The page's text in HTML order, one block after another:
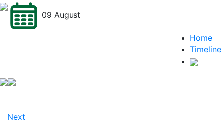
09 August
Home
Timeline
Next